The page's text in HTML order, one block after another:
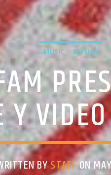
MUSIC MUSICA
BYSTAFFON